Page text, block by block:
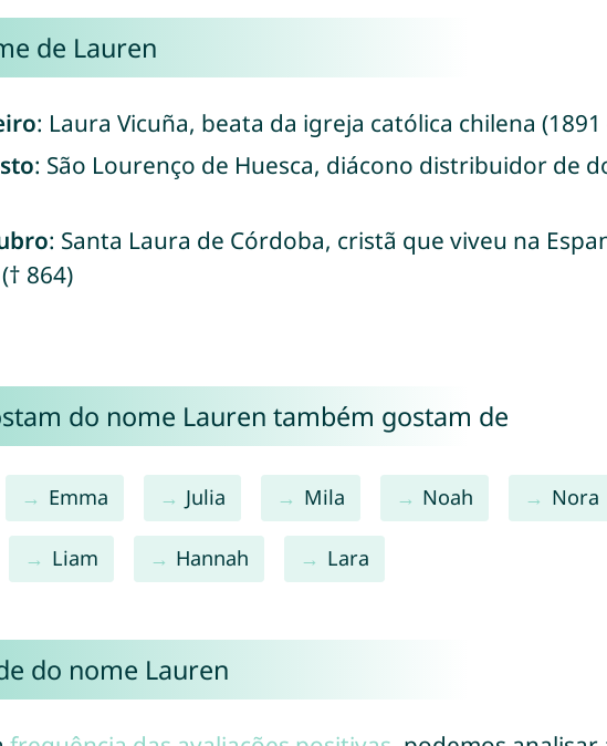
de Lauren
: Laura Vicuña, beata da igreja católica chilena (1891
: São Lourenço de Huesca, diácono distribuidor de
: Santa Laura de Córdoba, cristã que viveu na
864)
do nome Lauren também gostam de
Emma Julia Mila Noah Nora
Liam Hannah Lara
do nome Lauren